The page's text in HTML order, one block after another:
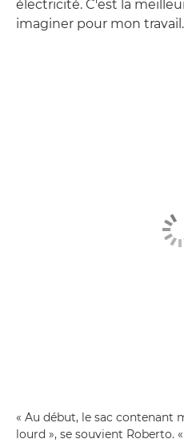
électricité. C'est la
imaginer pour mon travail.
« Au début, le sac contenant
lourd », se souvient Roberto.